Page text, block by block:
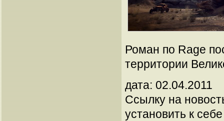
Роман по Rage
территории
дата: 02.04.2011
Ссылку на
установить к